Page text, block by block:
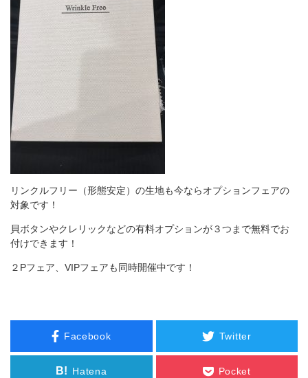
リンクルフリー（形態安定）の生地も今ならオプションフェアの
対象です！
貝ボタンやクレリックなどの有料オプションが３つまで無料でお
付けできます！
２Pフェア、VIPフェアも同時開催中です！
Facebook Twitter
B! Hatena Pocket